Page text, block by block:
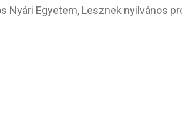
Nyári Egyetem, Lesznek nyilvános